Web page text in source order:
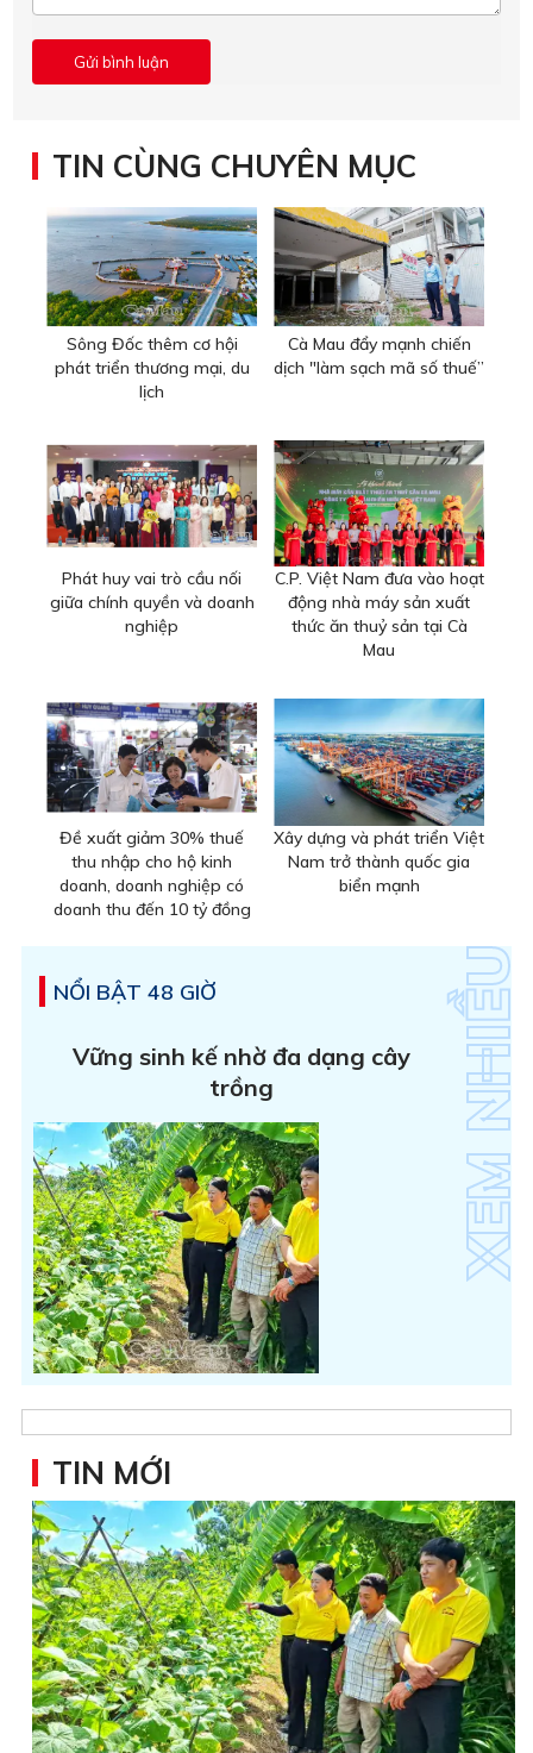
TIN CÙNG CHUYÊN MỤC
Sông Đốc thêm cơ hội
phát triển thương mại, du
lịch
Cà Mau đẩy mạnh chiến
dịch "làm sạch mã số thuế”
Phát huy vai trò cầu nối
giữa chính quyền và doanh
nghiệp
C.P. Việt Nam đưa vào hoạt
động nhà máy sản xuất
thức ăn thuỷ sản tại Cà
Mau
Đề xuất giảm 30% thuế
thu nhập cho hộ kinh
doanh, doanh nghiệp có
doanh thu đến 10 tỷ đồng
Xây dựng và phát triển Việt
Nam trở thành quốc gia
biển mạnh
NỔI BẬT 48 GIỜ
Vững sinh kế nhờ đa dạng cây
trồng
TIN MỚI